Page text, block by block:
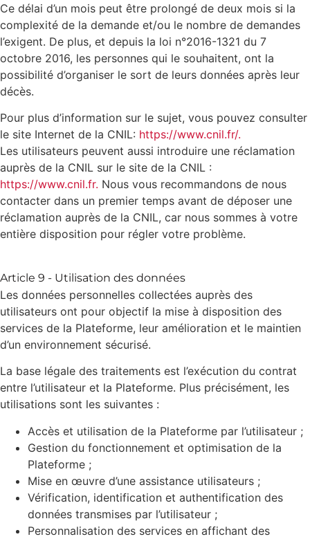
Ce délai d’un mois peut être prolongé de deux mois si la
complexité de la demande et/ou le nombre de demandes
l’exigent. De plus, et depuis la loi n°2016-1321 du 7
octobre 2016, les personnes qui le souhaitent, ont la
possibilité d’organiser le sort de leurs données après leur
décès.
Pour plus d’information sur le sujet, vous pouvez consulter
le site Internet de la CNIL: https://www.cnil.fr/.
Les utilisateurs peuvent aussi introduire une réclamation
auprès de la CNIL sur le site de la CNIL :
https://www.cnil.fr. Nous vous recommandons de nous
contacter dans un premier temps avant de déposer une
réclamation auprès de la CNIL, car nous sommes à votre
entière disposition pour régler votre problème.
Article 9 - Utilisation des données
Les données personnelles collectées auprès des
utilisateurs ont pour objectif la mise à disposition des
services de la Plateforme, leur amélioration et le maintien
d’un environnement sécurisé.
La base légale des traitements est l’exécution du contrat
entre l’utilisateur et la Plateforme. Plus précisément, les
utilisations sont les suivantes :
Accès et utilisation de la Plateforme par l’utilisateur ;
Gestion du fonctionnement et optimisation de la
Plateforme ;
Mise en œuvre d’une assistance utilisateurs ;
Vérification, identification et authentification des
données transmises par l’utilisateur ;
Personnalisation des services en affichant des